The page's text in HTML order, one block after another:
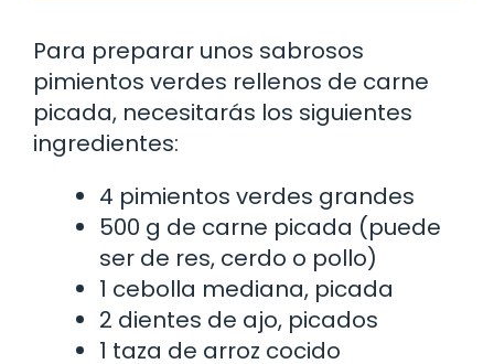
Para preparar unos sabrosos
pimientos verdes rellenos de carne
picada, necesitarás los siguientes
ingredientes:
4 pimientos verdes grandes
500 g de carne picada (puede
ser de res, cerdo o pollo)
1 cebolla mediana, picada
2 dientes de ajo, picados
1 taza de arroz cocido